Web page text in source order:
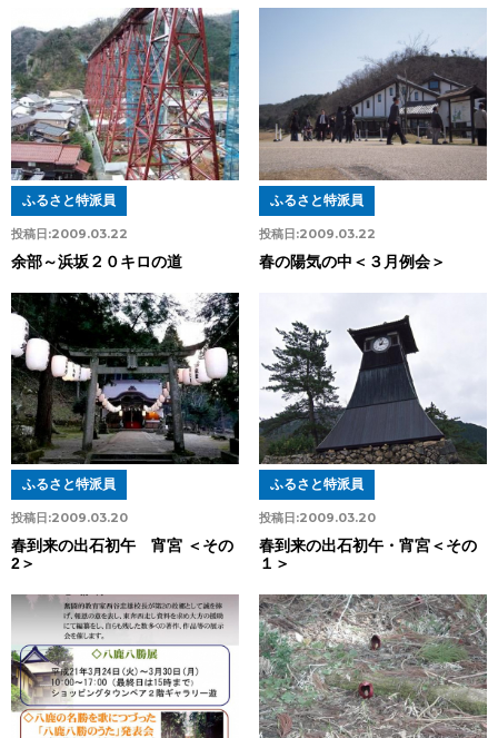
投稿日:2009.03.22
ふるさと特派員
余部～浜坂２０キロの道
投稿日:2009.03.22
ふるさと特派員
春の陽気の中＜３月例会＞
投稿日:2009.03.20
ふるさと特派員
春到来の出石初午 宵宮 ＜その
2＞
投稿日:2009.03.20
ふるさと特派員
春到来の出石初午・宵宮＜その
１＞